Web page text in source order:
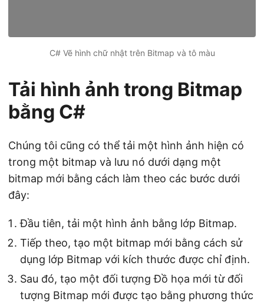
C# Vẽ hình chữ nhật trên Bitmap và tô màu
Tải hình ảnh trong Bitmap
bằng C#
Chúng tôi cũng có thể tải một hình ảnh hiện có
trong một bitmap và lưu nó dưới dạng một
bitmap mới bằng cách làm theo các bước dưới
đây:
Đầu tiên, tải một hình ảnh bằng lớp Bitmap.
Tiếp theo, tạo một bitmap mới bằng cách sử
dụng lớp Bitmap với kích thước được chỉ định.
Sau đó, tạo một đối tượng Đồ họa mới từ đối
tượng Bitmap mới được tạo bằng phương thức